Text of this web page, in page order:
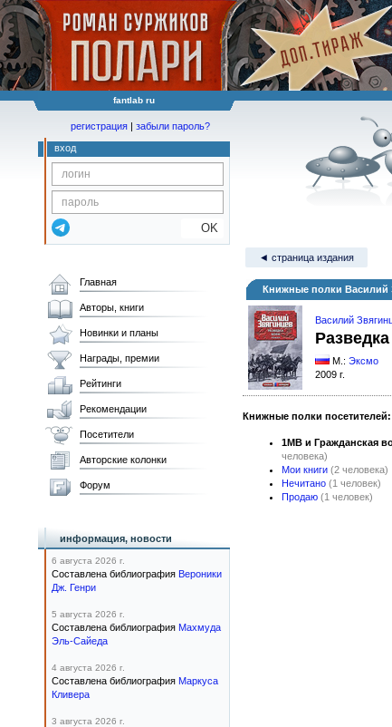
fantlab ru
регистрация | забыли пароль?
вход
OK
◄ страница издания
Книжные полки Василий
Василий
М.: Эксмо
2009 г.
Книжные полки посетителей:
1МВ и Гражданская
человека)
Мои книги (2 человека)
Нечитано (1 человек)
Продаю (1 человек)
Главная
Авторы, книги
Новинки и планы
Награды, премии
Рейтинги
Рекомендации
Посетители
Авторские колонки
Форум
информация, новости
6 августа 2026 г.
Составлена библиография Вероники
Дж. Генри
5 августа 2026 г.
Составлена библиография Махмуда
Эль-Сайеда
4 августа 2026 г.
Составлена библиография Маркуса
Кливера
3 августа 2026 г.